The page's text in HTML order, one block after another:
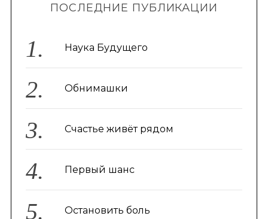
ПОСЛЕДНИЕ ПУБЛИКАЦИИ
Наука Будущего
Обнимашки
Счастье живёт рядом
Первый шанс
Остановить боль